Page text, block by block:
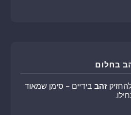
בחלום
זהב בידיים – סימן שמאוד